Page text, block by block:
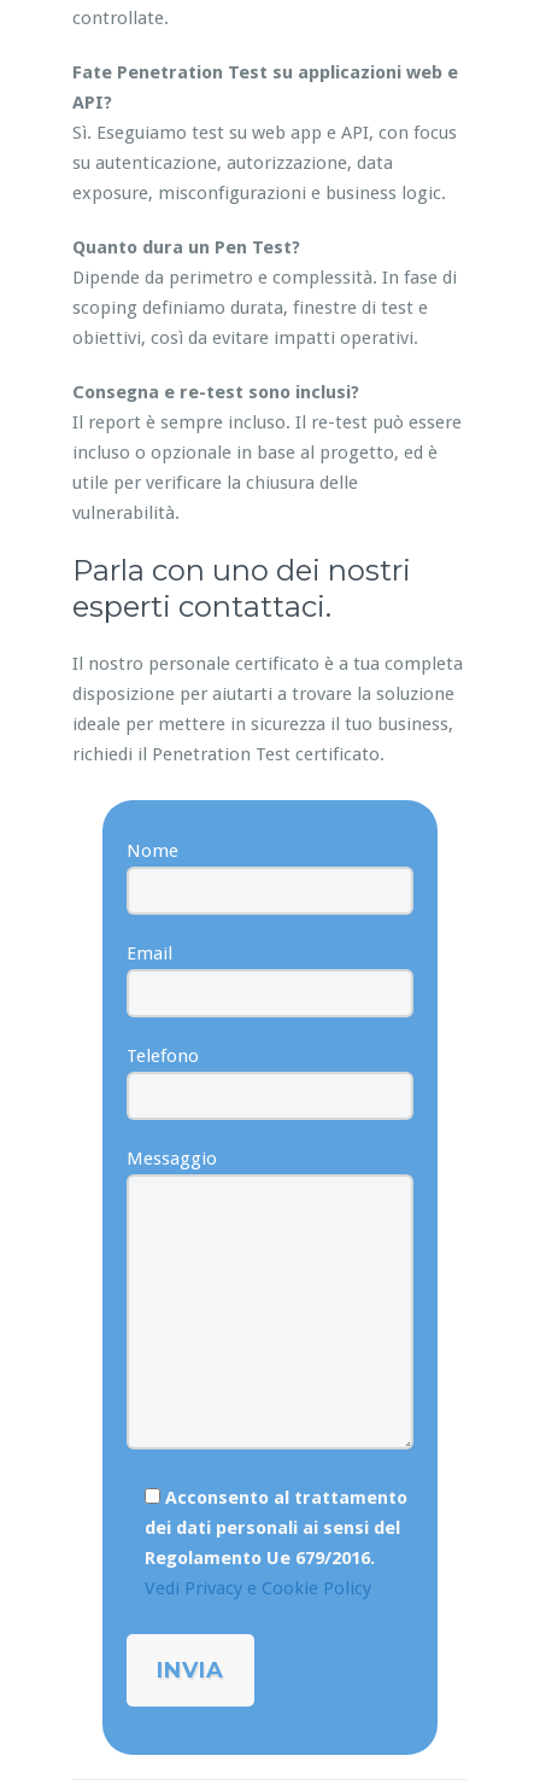
controllate.
Fate Penetration Test su applicazioni web e
API?
Sì. Eseguiamo test su web app e API, con focus
su autenticazione, autorizzazione, data
exposure, misconfigurazioni e business logic.
Quanto dura un Pen Test?
Dipende da perimetro e complessità. In fase di
scoping definiamo durata, finestre di test e
obiettivi, così da evitare impatti operativi.
Consegna e re-test sono inclusi?
Il report è sempre incluso. Il re-test può essere
incluso o opzionale in base al progetto, ed è
utile per verificare la chiusura delle
vulnerabilità.
Parla con uno dei nostri
esperti contattaci.
Il nostro personale certificato è a tua completa
disposizione per aiutarti a trovare la soluzione
ideale per mettere in sicurezza il tuo business,
richiedi il Penetration Test certificato.
Nome
Email
Telefono
Messaggio
Acconsento al trattamento
dei dati personali ai sensi del
Regolamento Ue 679/2016.
Vedi Privacy e Cookie Policy